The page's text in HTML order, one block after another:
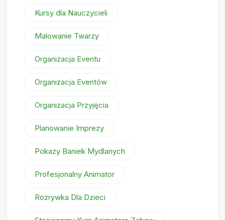
Kursy dla Nauczycieli
Malowanie Twarzy
Organizacja Eventu
Organizacja Eventów
Organizacja Przyjęcia
Planowanie Imprezy
Pokazy Baniek Mydlanych
Profesjonalny Animator
Rozrywka Dla Dzieci